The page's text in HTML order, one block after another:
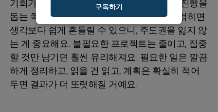
기회가 더 크게 들어와요. 이 시기의 기분은 진행을
돕는 쪽으로 흘러가요. 다만 사건과 감정이 얽히면
생각보다 쉽게 흔들릴 수 있으니, 주도권을 잃지 않
는 게 중요해요. 불필요한 프로젝트는 줄이고, 집중
할 것만 남기면 훨씬 유리해져요. 필요한 일은 깔끔
하게 정리하고, 읽을 건 읽고, 계획은 확실히 적어
두면 결과가 더 또렷해질 거예요.
구독하기